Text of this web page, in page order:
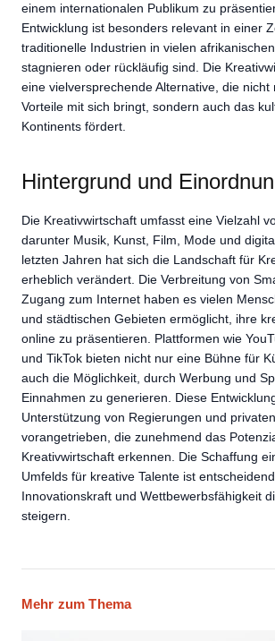
einem internationalen Publikum zu
Entwicklung ist besonders relevant in einer
traditionelle Industrien in vielen
stagnieren oder rückläufig sind. Die
eine vielversprechende Alternative, die nicht
Vorteile mit sich bringt, sondern auch das
Kontinents fördert.
Hintergrund und
Die Kreativwirtschaft umfasst eine Vielzahl
darunter Musik, Kunst, Film, Mode und
letzten Jahren hat sich die Landschaft für
erheblich verändert. Die Verbreitung von
Zugang zum Internet haben es vielen
und städtischen Gebieten ermöglicht, ihre
online zu präsentieren. Plattformen wie
und TikTok bieten nicht nur eine Bühne für
auch die Möglichkeit, durch Werbung und
Einnahmen zu generieren. Diese
Unterstützung von Regierungen und
vorangetrieben, die zunehmend das
Kreativwirtschaft erkennen. Die Schaffung
Umfelds für kreative Talente ist
Innovationskraft und Wettbewerbsfähigkeit
steigern.
Mehr zum Thema